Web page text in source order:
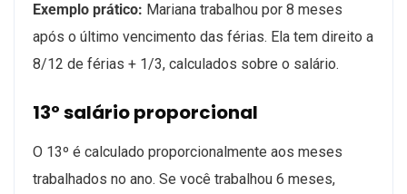
Exemplo prático: Mariana trabalhou por 8 meses
após o último vencimento das férias. Ela tem direito a
8/12 de férias + 1/3, calculados sobre o salário.
13º salário proporcional
O 13º é calculado proporcionalmente aos meses
trabalhados no ano. Se você trabalhou 6 meses,